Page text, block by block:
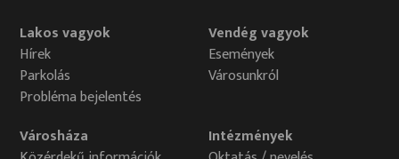
Lakos vagyok
Hírek
Parkolás
Probléma bejelentés
Vendég vagyok
Események
Városunkról
Városháza
Intézmények